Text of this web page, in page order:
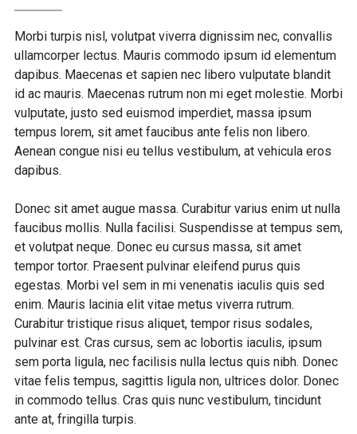
Morbi turpis nisl, volutpat viverra dignissim nec, convallis
ullamcorper lectus. Mauris commodo ipsum id elementum
dapibus. Maecenas et sapien nec libero vulputate blandit
id ac mauris. Maecenas rutrum non mi eget molestie. Morbi
vulputate, justo sed euismod imperdiet, massa ipsum
tempus lorem, sit amet faucibus ante felis non libero.
Aenean congue nisi eu tellus vestibulum, at vehicula eros
dapibus.
Donec sit amet augue massa. Curabitur varius enim ut nulla
faucibus mollis. Nulla facilisi. Suspendisse at tempus sem,
et volutpat neque. Donec eu cursus massa, sit amet
tempor tortor. Praesent pulvinar eleifend purus quis
egestas. Morbi vel sem in mi venenatis iaculis quis sed
enim. Mauris lacinia elit vitae metus viverra rutrum.
Curabitur tristique risus aliquet, tempor risus sodales,
pulvinar est. Cras cursus, sem ac lobortis iaculis, ipsum
sem porta ligula, nec facilisis nulla lectus quis nibh. Donec
vitae felis tempus, sagittis ligula non, ultrices dolor. Donec
in commodo tellus. Cras quis nunc vestibulum, tincidunt
ante at, fringilla turpis.